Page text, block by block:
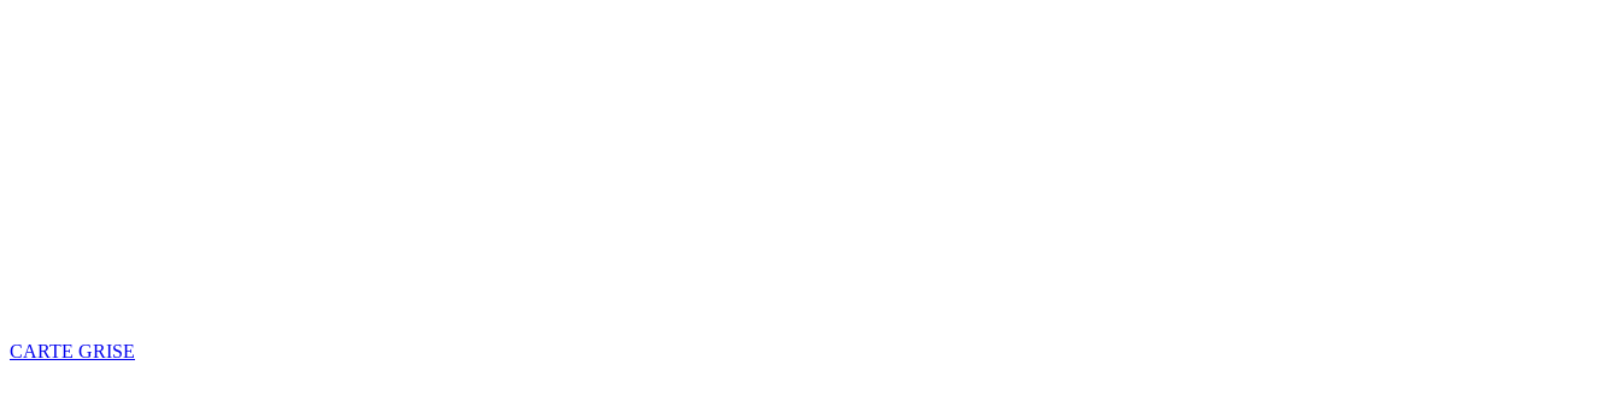
CARTE GRISE